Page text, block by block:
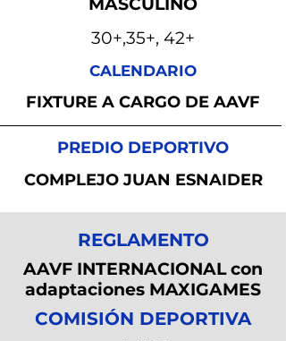
30+,35+, 42+
CALENDARIO
FIXTURE A CARGO DE AAVF
PREDIO DEPORTIVO
COMPLEJO JUAN ESNAIDER
REGLAMENTO
AAVF INTERNACIONAL con
adaptaciones MAXIGAMES
COMISIÓN DEPORTIVA